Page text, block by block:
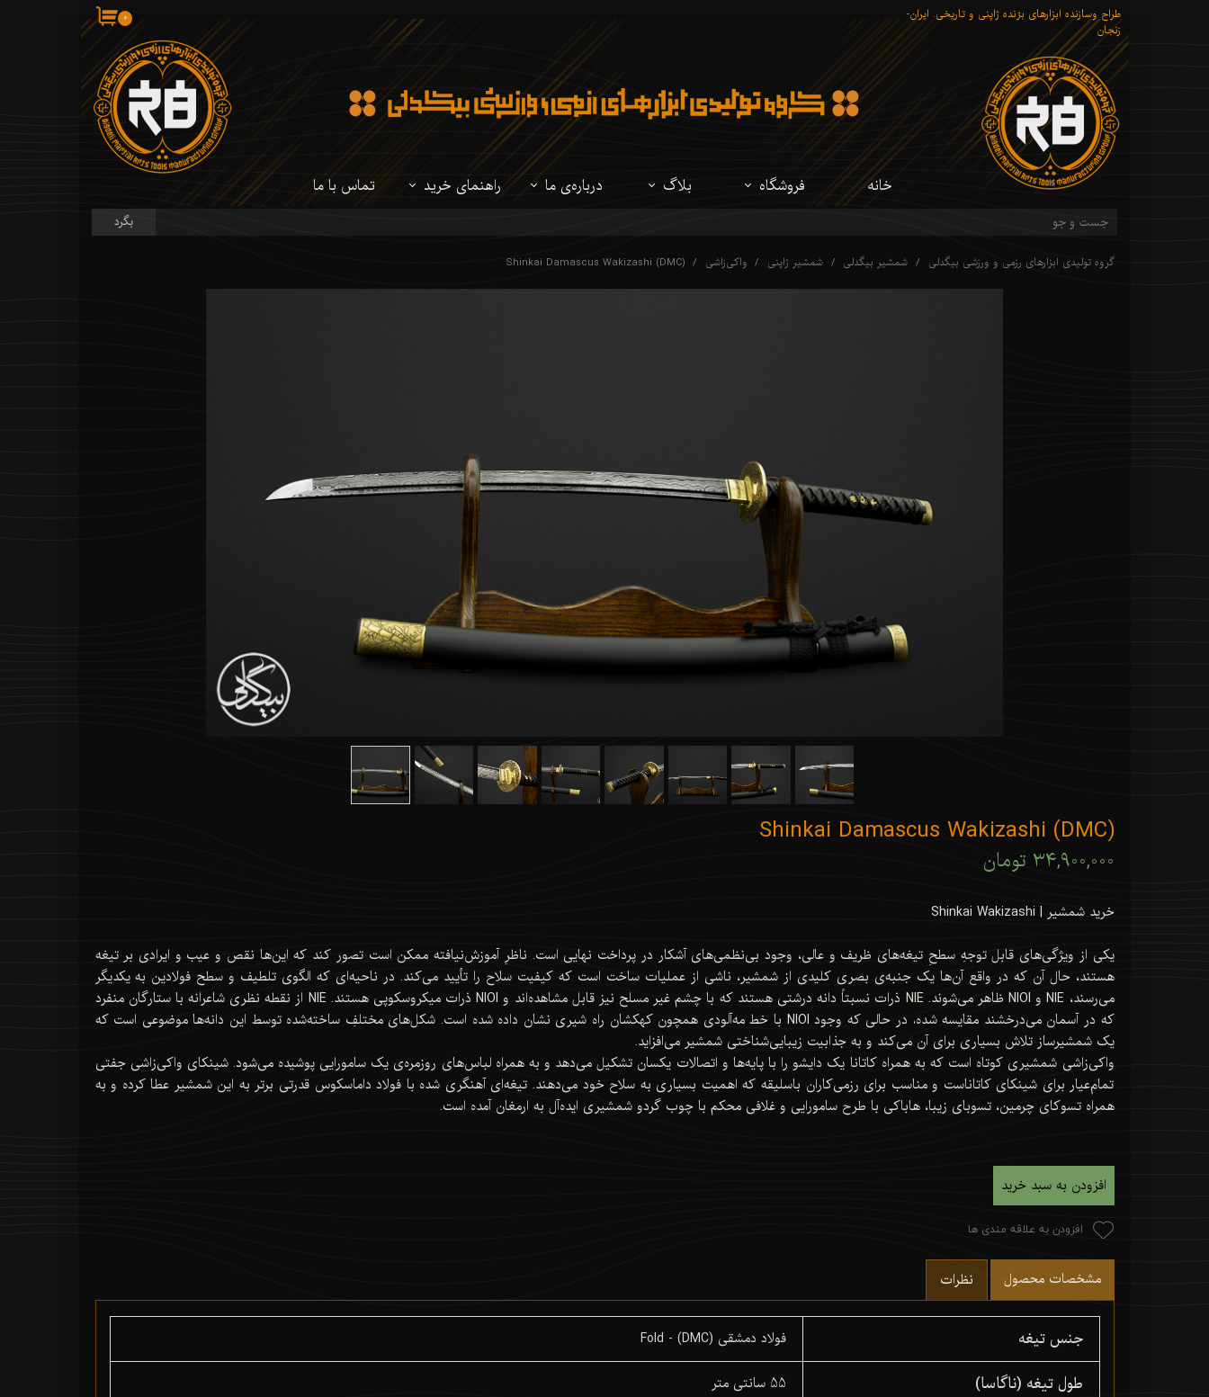
طراح وسازنده ابزارهای برّنده ژاپنی و تاریخی. ایران-
زنجان
۰
بگرد
خانه
فروشگاه
شمشیر ژاپنی
بلاگ
ویدئو
درباره‌ی ما
سوالات متداول
راهنمای خرید
تماس با ما
گروه تولیدی ابزارهای رزمی و ورزشی بیگدلی شمشیر بیگدلی شمشیر ژاپنی واکی‌زاشی Shinkai Damascus Wakizashi (DMC)
Shinkai Damascus Wakizashi (DMC)
۳۴,۹۰۰,۰۰۰ تومان
خرید شمشیر | Shinkai Wakizashi
یکی از ویژگی‌های قابل توجهِ سطحِ تیغه‌های ظریف و عالی، وجود بی‌نظمی‌های آشکار در پرداخت نهایی است. ناظرِ آموزش‌نیافته ممکن است تصور کند که این‌ها نقص و عیب‌ و ایرادی بر تیغه
هستند، حال آن که در واقع آن‌ها یک جنبه‌ی بصری کلیدی از شمشیر، ناشی از عملیات ساخت است که کیفیت سلاح را تأیید می‌کند. در ناحیه‌ای که الگوی تلطیف و سطح فولادین به یکدیگر
می‌رسند، NIE و NIOI ظاهر می‌شوند. NIE ذرات نسبتاً دانه درشتی هستند که با چشم غیر مسلح نیز قابل مشاهده‌اند و NIOI ذرات میکروسکوپی هستند. NIE از نقطه نظری شاعرانه با ستارگان منفرد
که در آسمان می‌درخشند مقایسه شده، در حالی که وجود NIOI با خط مه‌آلودی همچون کهکشان راه شیری نشان داده شده است. شکل‌های مختلفِ ساخته‌شده توسط این دانه‌ها موضوعی است که
یک شمشیرساز تلاش بسیاری برای آن می‌کند و به جذابیت زیبایی‌شناختی شمشیر می‌افزاید.
واکی‌زاشی شمشیری کوتاه است که به همراه کاتانا یک دایشو را با پایه‌‌ها و اتصالات یکسان تشکیل می‌دهد و به همراه لباس‌های روزمره‌ی یک سامورایی پوشیده می‌شود. شینکای واکی‌زاشی جفتی
تمام‌عیار برای شینکای کاتاناست و مناسب برای رزمی‌کاران باسلیقه که اهمیت بسیاری به سلاح خود می‌دهند. تیغه‌ای آهنگری شده با فولاد داماسکوس قدرتی برتر به این شمشیر عطا کرده و به
همراه تسوکای چرمین، تسوبای زیبا، هاباکی با طرح سامورایی و غلافی محکم با چوب گردو شمشیری ایده‌آل به ارمغان آمده است. ‌
افزودن به سبد خرید
افزودن به علاقه مندی ها
مشخصات محصول نظرات
جنس تیغه فولاد دمشقی (DMC) - Fold
طول تیغه (ناگاسا) 55 سانتی متر